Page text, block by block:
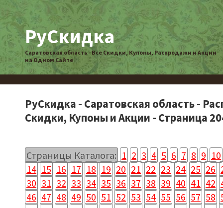
РуСкидка
Саратовская область - Все Скидки, Купоны, Распродажи и Акции
на Одном Сайте
РуСкидка - Саратовская область -
Скидки, Купоны и Акции - Страница
Страницы Каталога: 1 2 3 4 5 6 7 8 9 10
14 15 16 17 18 19 20 21 22 23 24 25 26
30 31 32 33 34 35 36 37 38 39 40 41 42
46 47 48 49 50 51 52 53 54 55 56 57 58